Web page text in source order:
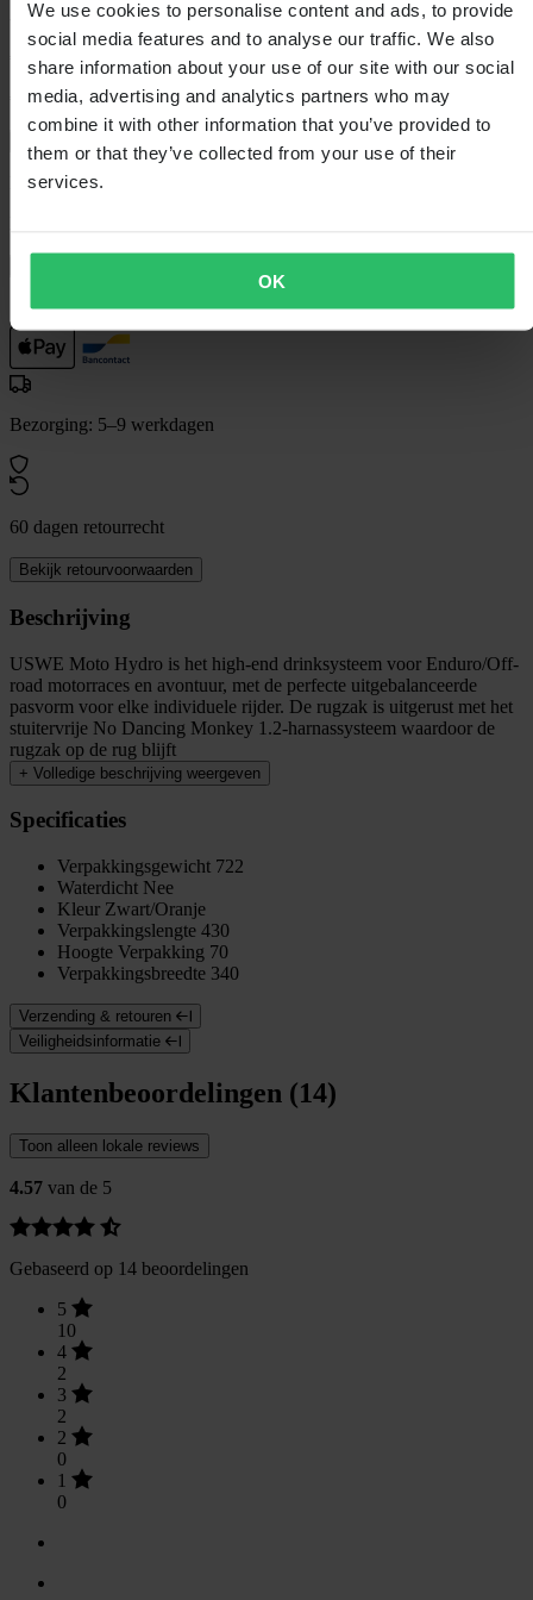
We use cookies to personalise content and ads, to provide
social media features and to analyse our traffic. We also
share information about your use of our site with our social
media, advertising and analytics partners who may
combine it with other information that you’ve provided to
them or that they’ve collected from your use of their
services.
OK
-21%
€ 126,99
€ 159,99Je bespaart € 33,00
Beperkte voorraad - nog maar 25 over
Bezorging: 5–9 werkdagen
60 dagen retourrecht
Bekijk retourvoorwaarden
Beschrijving
USWE Moto Hydro is het high-end drinksysteem voor Enduro/Off-
road motorraces en avontuur, met de perfecte uitgebalanceerde
pasvorm voor elke individuele rijder. De rugzak is uitgerust met het
stuitervrije No Dancing Monkey 1.2-harnassysteem waardoor de
rugzak op de rug blijft
+ Volledige beschrijving weergeven
Specificaties
Verpakkingsgewicht 722
Waterdicht Nee
Kleur Zwart/Oranje
Verpakkingslengte 430
Hoogte Verpakking 70
Verpakkingsbreedte 340
Verzending & retouren
Veiligheidsinformatie
Klantenbeoordelingen (14)
Toon alleen lokale reviews
4.57 van de 5
Gebaseerd op 14 beoordelingen
5
10
4
2
3
2
2
0
1
0